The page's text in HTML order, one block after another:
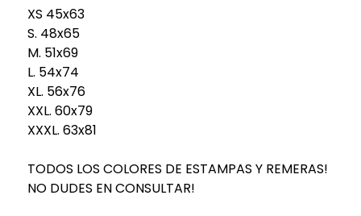
XS 45x63
S. 48x65
M. 51x69
L. 54x74
XL. 56x76
XXL. 60x79
XXXL. 63x81
TODOS LOS COLORES DE ESTAMPAS Y REMERAS!
NO DUDES EN CONSULTAR!